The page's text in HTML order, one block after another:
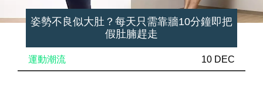
姿勢不良似大肚？每天只需靠牆10分鐘即把
假肚腩趕走
運動潮流 10 DEC